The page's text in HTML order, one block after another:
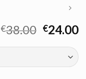
€38.00 €24.00